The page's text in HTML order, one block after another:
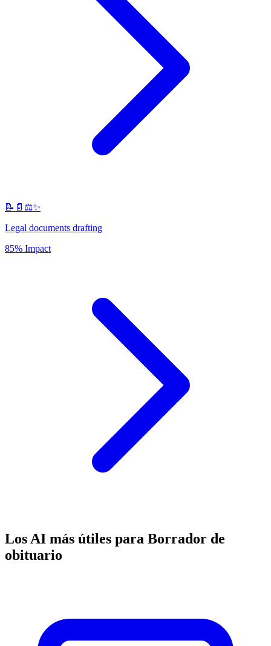
📝📄⚖️✨
Legal documents drafting
85% Impact
Los AI más útiles para Borrador de
obituario